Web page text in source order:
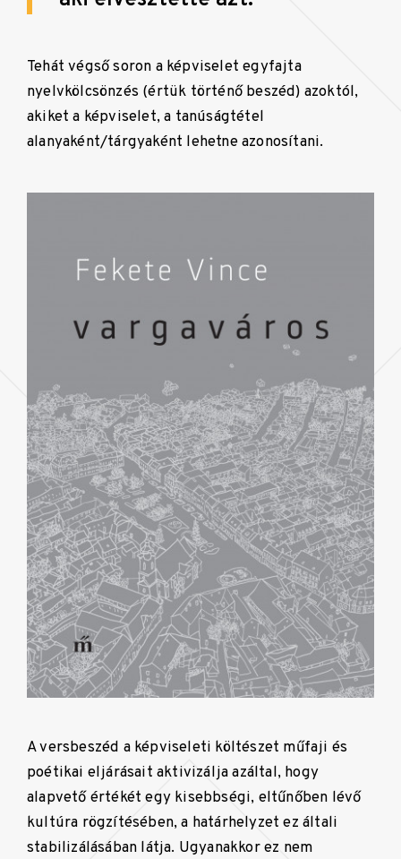
Tehát végső soron a képviselet egyfajta
nyelvkölcsönzés (értük történő beszéd) azoktól,
akiket a képviselet, a tanúságtétel
alanyaként/tárgyaként lehetne azonosítani.
A versbeszéd a képviseleti költészet műfaji és
poétikai eljárásait aktivizálja azáltal, hogy
alapvető értékét egy kisebbségi, eltűnőben lévő
kultúra rögzítésében, a határhelyzet ez általi
stabilizálásában látja. Ugyanakkor ez nem